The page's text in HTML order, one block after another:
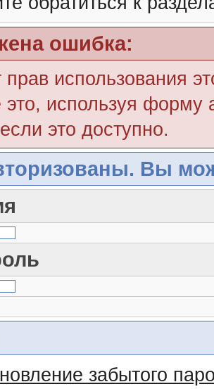
ошибка:
прав использования
это, используя форму
это доступно.
Вы
забытого